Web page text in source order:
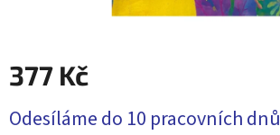
377 Kč
cena:
Odesíláme do 10 pracovních dnů